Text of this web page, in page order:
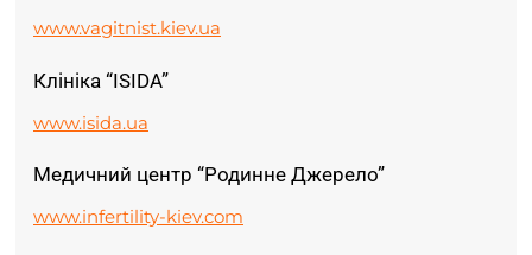
www.vagitnist.kiev.ua
Клініка “ISIDA”
www.isida.ua
Медичний центр “Родинне Джерело”
www.infertility-kiev.com